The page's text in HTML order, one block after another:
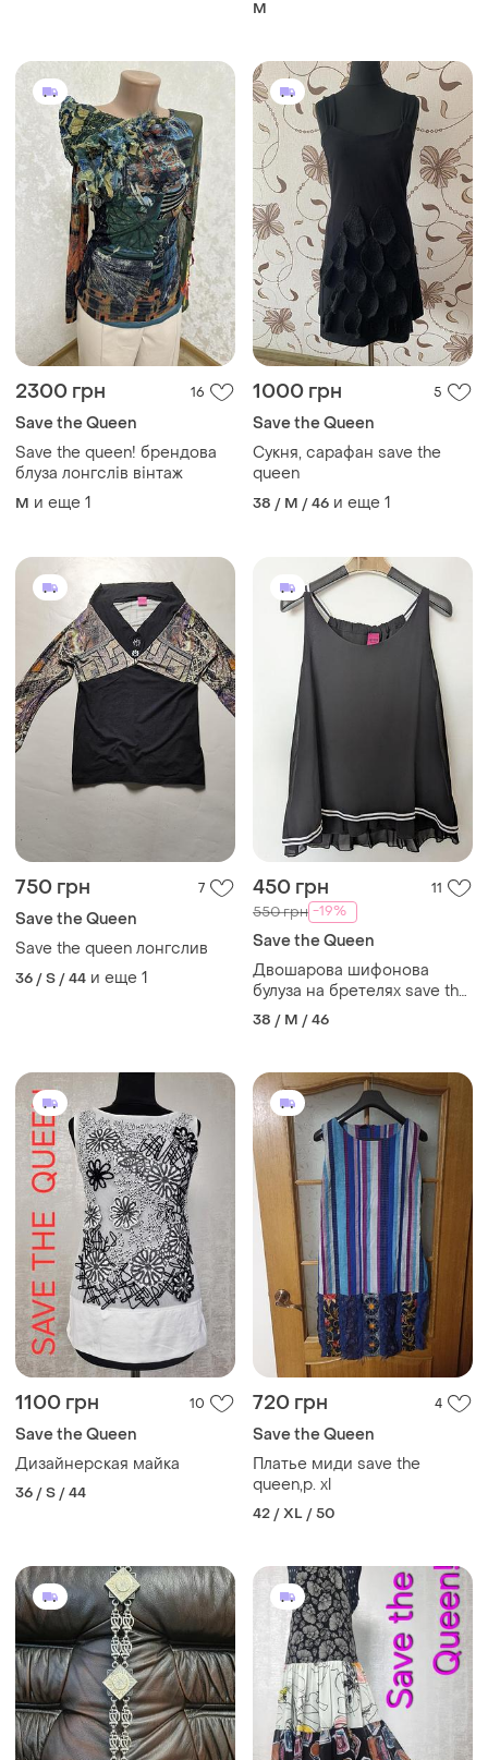
M
2300 грн 16
Save the Queen
Save the queen! брендова
блуза лонгслів вінтаж
M и еще 1
1000 грн 5
Save the Queen
Сукня, сарафан save the
queen
38 / M / 46 и еще 1
750 грн 7
Save the Queen
Save the queen лонгслив
36 / S / 44 и еще 1
450 грн 11
550 грн -19%
Save the Queen
Двошарова шифонова
булуза на бретелях save the
queen
38 / M / 46
1100 грн 10
Save the Queen
Дизайнерская майка
36 / S / 44
720 грн 4
Save the Queen
Платье миди save the
queen,p. xl
42 / XL / 50